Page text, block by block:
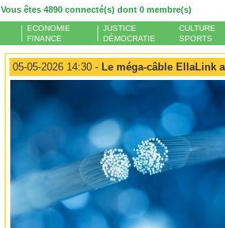
Vous êtes 4890 connecté(s) dont 0 membre(s)
ECONOMIE
FINANCE
JUSTICE
DÉMOCRATIE
CULTURE
SPORTS
05-05-2026 14:30 - Le méga-câble EllaLink